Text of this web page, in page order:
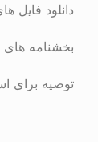
فایل های متنی
های مزد
استفاده از